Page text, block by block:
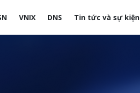
VNIX DNS Tin tức và sự kiện